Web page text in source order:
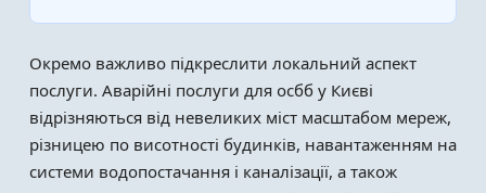
Окремо важливо підкреслити локальний аспект
послуги. Аварійні послуги для осбб у Києві
відрізняються від невеликих міст масштабом мереж,
різницею по висотності будинків, навантаженням на
системи водопостачання і каналізації, а також